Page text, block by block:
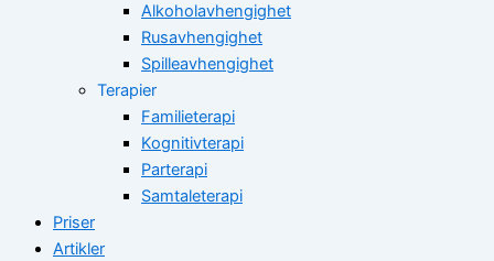
Alkoholavhengighet
Rusavhengighet
Spilleavhengighet
Terapier
Familieterapi
Kognitivterapi
Parterapi
Samtaleterapi
Priser
Artikler